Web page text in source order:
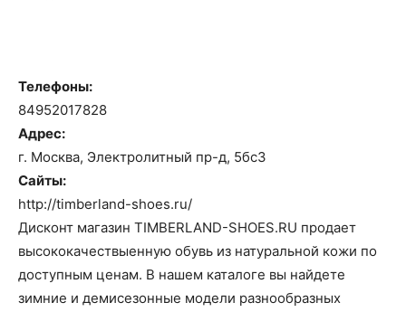
Телефоны:
84952017828
Адрес:
г. Москва, Электролитный пр-д, 5бс3
Сайты:
http://timberland-shoes.ru/
Дисконт магазин TIMBERLAND-SHOES.RU продает
высококачествыенную обувь из натуральной кожи по
доступным ценам. В нашем каталоге вы найдете
зимние и демисезонные модели разнообразных